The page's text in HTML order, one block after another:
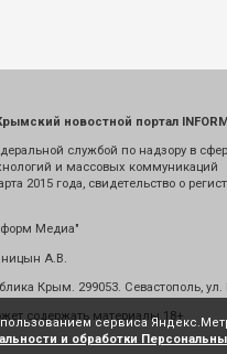
новостной портал
службой по надзору в
и массовых коммуникаций
2015 года, свидетельство о
Медиа"
А.В.
Крым. 299053. Севастополь, ул.
содержать материалы 18+
сервиса
и обработки